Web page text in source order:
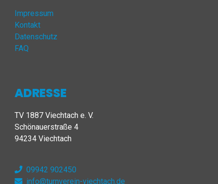
Impressum
Kontakt
Datenschutz
FAQ
ADRESSE
TV 1887 Viechtach e. V.
Schönauerstraße 4
94234 Viechtach
09942 902450
info@turnverein-viechtach.de